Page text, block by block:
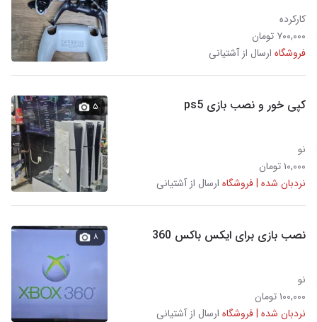
کارکرده
۷۰۰,۰۰۰ تومان
فروشگاه ارسال از آشتیانی
کپی خور و نصب بازی ps5
نو
۱۰,۰۰۰ تومان
نردبان شده | فروشگاه ارسال از آشتیانی
۵
نصب بازی برای ایکس باکس 360
نو
۱۰۰,۰۰۰ تومان
نردبان شده | فروشگاه ارسال از آشتیانی
۸